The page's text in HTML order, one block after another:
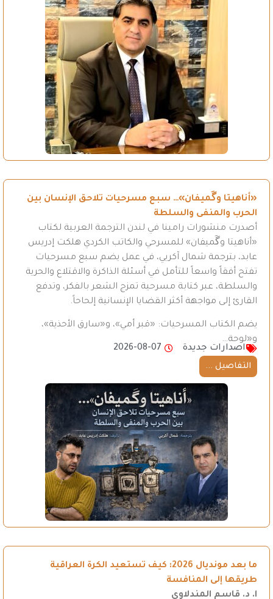
«أناهيتا وگَميفان»… سبع مسرحيات تلاحق الإنسان بين
الحرب والمنفى والسلطة
أصدرت منشورات رامينا في لندن الترجمة العربية لكتاب
«أناهيتا وگَميفان» للمسرحي والكاتب الكردي هلكت إدريس
عابد، بترجمة شمال آكريي، في عمل يضم سبع مسرحيات
تفتح أفقاً واسعاً للتأمل في أسئلة الذاكرة والاقتلاع والحرية
والسلطة، عبر كتابة مسرحية تمزج الشعر بالفكر، وتدفع
القارئ إلى مواجهة أكثر القضايا الإنسانية إلحاحاً.
يضم الكتاب المسرحيات: «قبر أمي»، و«سارق الأحذية»،
و«لوحة…
اصدارات جديدة
2026-08-07
التفاصيل ...
ما بعد مونديال 2026: كيف تستعيد الكرة العراقية
طريقها إلى المنافسة
ا. د. قاسم المندلاوي